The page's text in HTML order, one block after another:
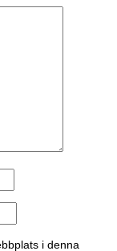
i denna